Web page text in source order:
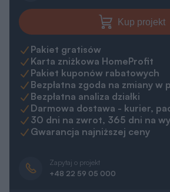
Kup projekt
Pakiet gratisów
Karta zniżkowa HomeProfit
Pakiet kuponów rabatowych
Bezpłatna zgoda na zmiany w
Bezpłatna analiza działki
Darmowa dostawa - kurier,
30 dni na zwrot, 365 dni na
Gwarancja najniższej ceny
Zapytaj o projekt
+48 22 59 05 000